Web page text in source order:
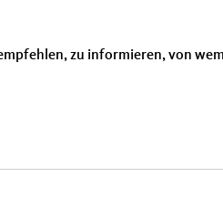
zu informieren, von